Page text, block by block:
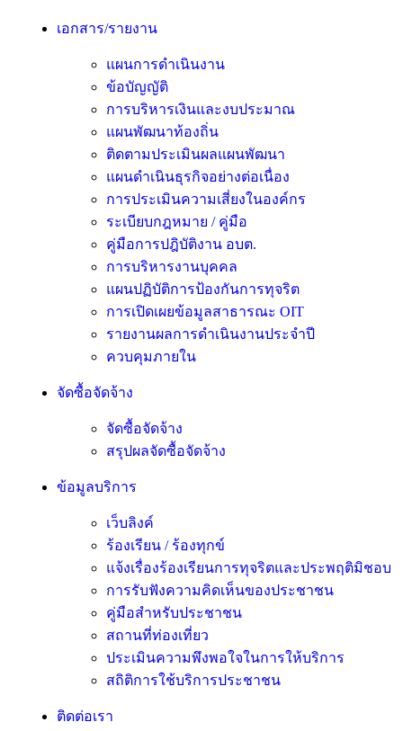
เอกสาร/รายงาน
แผนการดำเนินงาน
ข้อบัญญัติ
การบริหารเงินและงบประมาณ
แผนพัฒนาท้องถิ่น
ติดตามประเมินผลแผนพัฒนา
แผนดำเนินธุรกิจอย่างต่อเนื่อง
การประเมินความเสี่ยงในองค์กร
ระเบียบกฎหมาย / คู่มือ
คู่มือการปฎิบัติงาน อบต.
การบริหารงานบุคคล
แผนปฏิบัติการป้องกันการทุจริต
การเปิดเผยข้อมูลสาธารณะ OIT
รายงานผลการดำเนินงานประจำปี
ควบคุมภายใน
จัดซื้อจัดจ้าง
จัดซื้อจัดจ้าง
สรุปผลจัดซื้อจัดจ้าง
ข้อมูลบริการ
เว็บลิงค์
ร้องเรียน / ร้องทุกข์
แจ้งเรื่องร้องเรียนการทุจริตและประพฤติมิชอบ
การรับฟังความคิดเห็นของประชาชน
คู่มือสำหรับประชาชน
สถานที่ท่องเที่ยว
ประเมินความพึงพอใจในการให้บริการ
สถิติการใช้บริการประชาชน
ติดต่อเรา